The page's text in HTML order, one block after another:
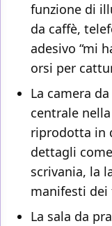
funzione di
da caffè,
adesivo “mi
orsi per
La camera
centrale
riprodotta in
dettagli
scrivania, la
manifesti dei
La sala da